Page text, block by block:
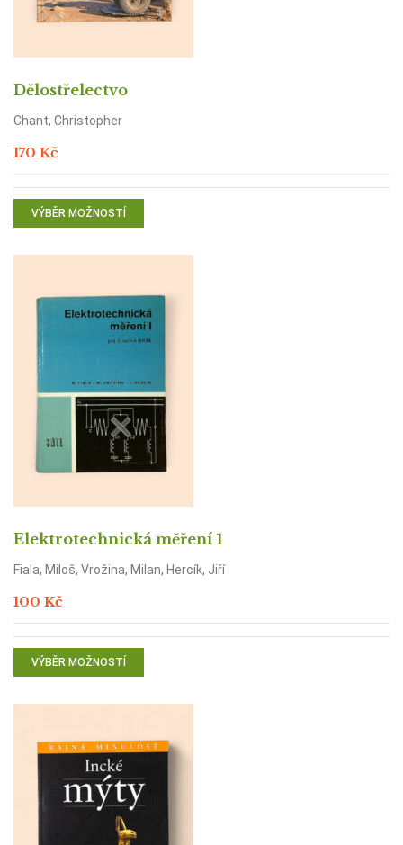
Dělostřelectvo
Chant, Christopher
170 Kč
VÝBĚR MOŽNOSTÍ
Elektrotechnická měření 1
Fiala, Miloš, Vrožina, Milan, Hercík, Jiří
100 Kč
VÝBĚR MOŽNOSTÍ